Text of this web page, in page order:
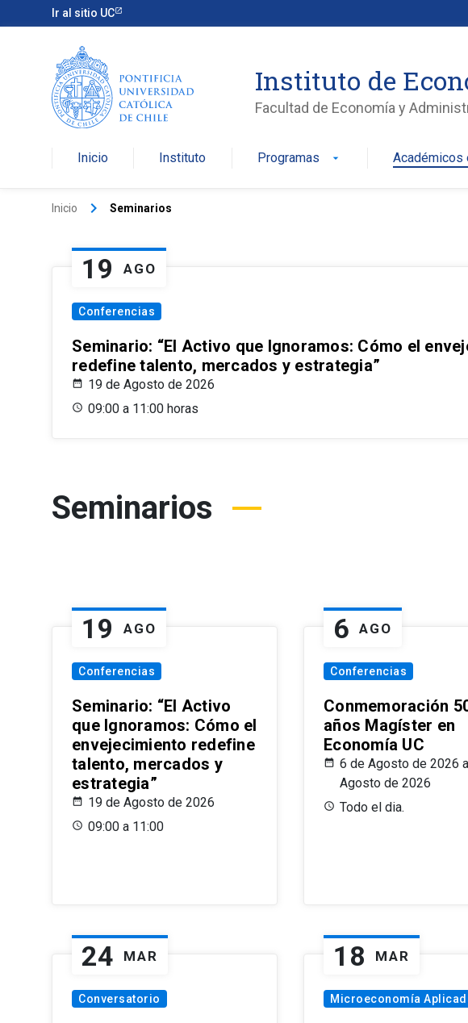
Ir al sitio UC
Instituto de
Facultad de Economía y
Inicio Instituto Programas arrow_drop_down Académicos
Inicio keyboard_arrow_right Seminarios
19 AGO
Conferencias
Seminario: “El Activo que Ignoramos: Cómo el
redefine talento, mercados y estrategia”
19 de Agosto de 2026
09:00 a 11:00 horas
Seminarios
19 AGO
Conferencias
Seminario: “El Activo
que Ignoramos: Cómo el
envejecimiento redefine
talento, mercados y
estrategia”
19 de Agosto de 2026
09:00 a 11:00
6 AGO
Conferencias
Conmemoración
años Magíster en
Economía UC
6 de Agosto de 2026
Agosto de 2026
Todo el dia.
24 MAR
Conversatorio
18 MAR
Microeconomía